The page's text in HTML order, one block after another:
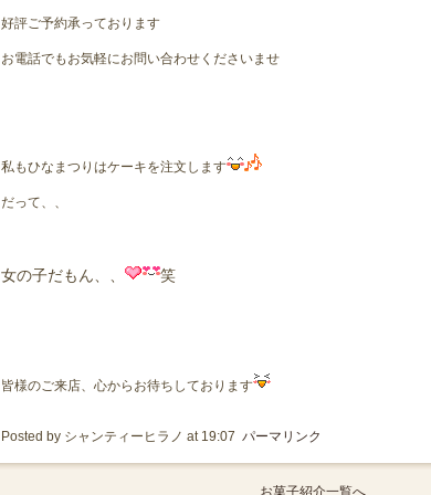
好評ご予約承っております
お電話でもお気軽にお問い合わせくださいませ
私もひなまつりはケーキを注文します
だって、、
女の子だもん、、 笑
皆様のご来店、心からお待ちしております
Posted by シャンティーヒラノ at 19:07 パーマリンク
お菓子紹介一覧へ